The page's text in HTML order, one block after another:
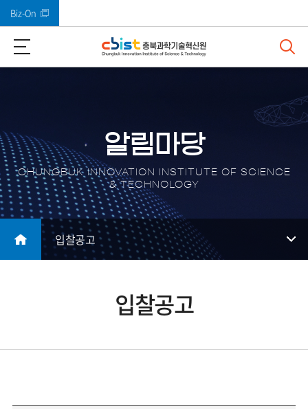
Biz-On
알림마당
CHUNGBUK INNOVATION INSTITUTE OF SCIENCE
& TECHNOLOGY
입찰공고
입찰공고